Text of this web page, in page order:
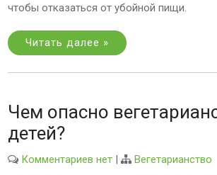
чтобы отказаться от убойной пищи.
Читать далее »
Чем опасно
детей?
Комментариев нет | Вегетарианство